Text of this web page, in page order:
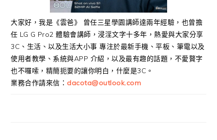
大家好，我是《雲爸》 曾任三星學園講師達兩年經驗，也曾擔
任 LG G Pro2 體驗會講師，浸淫文字十多年，熱愛與大家分享
3C、生活、以及生活大小事 專注於最新手機、平板、筆電以及
使用者教學、系統與APP 介紹，以及最有趣的話題，不愛贅字
也不囉嗦，精簡扼要的讓你明白，什麼是3C。
業務合作請來信： dacota@outlook.com